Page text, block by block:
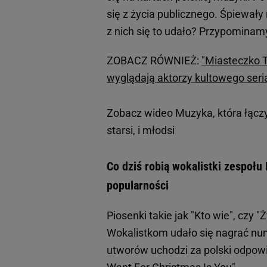
się z życia publicznego.
z nich się to udało?
ZOBACZ RÓWNIEŻ: "Miasteczko
wyglądają aktorzy kultowego
Zobacz wideo Muzyka, która
starsi, i młodsi
Co dziś robią wokalistki
popularności
Piosenki takie jak "Kto wie", czy
Wokalistkom udało się nagrać
utworów uchodzi za polski